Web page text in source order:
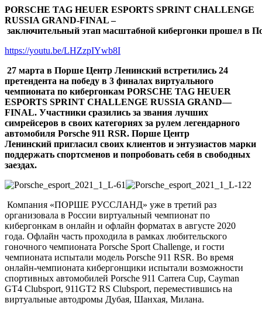
PORSCHE TAG HEUER ESPORTS SPRINT CHALLENGE
RUSSIA GRAND-FINAL –
заключительный этап масштабной кибергонки прошел в
https://youtu.be/LHZzpIYwb8I
27 марта в Порше Центр Ленинский встретились 24
претендента на победу в 3 финалах виртуального
чемпионата по кибергонкам PORSCHE TAG HEUER
ESPORTS SPRINT CHALLENGE RUSSIA GRAND—
FINAL. Участники сразились за звания лучших
симрейсеров в своих категориях за рулем легендарного
автомобиля Porsche 911 RSR. Порше Центр
Ленинский пригласил своих клиентов и энтузиастов марки
поддержать спортсменов и попробовать себя в свободных
заездах.
Компания «ПОРШЕ РУССЛАНД» уже в третий раз
организовала в России виртуальный чемпионат по
кибергонкам в онлайн и офлайн форматах в августе 2020
года. Офлайн часть проходила в рамках любительского
гоночного чемпионата Porsche Sport Challenge, и гости
чемпионата испытали модель Porsche 911 RSR. Во время
онлайн-чемпионата кибергонщики испытали возможности
спортивных автомобилей Porsche 911 Carrera Cup, Cayman
GT4 Clubsport, 911GT2 RS Clubsport, переместившись на
виртуальные автодромы Дубая, Шанхая, Милана.